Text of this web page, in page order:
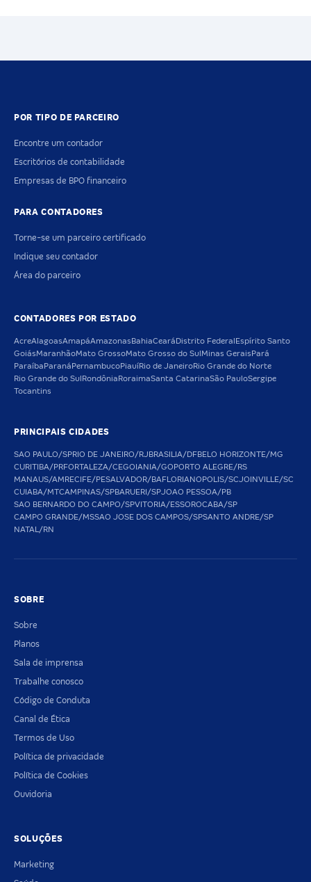
POR TIPO DE PARCEIRO
Encontre um contador
Escritórios de contabilidade
Empresas de BPO financeiro
PARA CONTADORES
Torne-se um parceiro certificado
Indique seu contador
Área do parceiro
CONTADORES POR ESTADO
AcreAlagoasAmapáAmazonas BahiaCeará Distrito Federal Espírito Santo
GoiásMaranhãoMato GrossoMato Grosso do Sul Minas Gerais Pará
Paraíba Paraná PernambucoPiauíRio de JaneiroRio Grande do Norte
Rio Grande do Sul Rondônia RoraimaSanta CatarinaSão PauloSergipe
Tocantins
PRINCIPAIS CIDADES
SAO PAULO/SPRIO DE JANEIRO/RJBRASILIA/DFBELO HORIZONTE/MG
CURITIBA/PRFORTALEZA/CEGOIANIA/GOPORTO ALEGRE/RS
MANAUS/AMRECIFE/PESALVADOR/BAFLORIANOPOLIS/SCJOINVILLE/SC
CUIABA/MTCAMPINAS/SPBARUERI/SPJOAO PESSOA/PB
SAO BERNARDO DO CAMPO/SPVITORIA/ESSOROCABA/SP
CAMPO GRANDE/MSSAO JOSE DOS CAMPOS/SPSANTO ANDRE/SP
NATAL/RN
SOBRE
Sobre
Planos
Sala de imprensa
Trabalhe conosco
Código de Conduta
Canal de Ética
Termos de Uso
Política de privacidade
Política de Cookies
Ouvidoria
SOLUÇÕES
Marketing